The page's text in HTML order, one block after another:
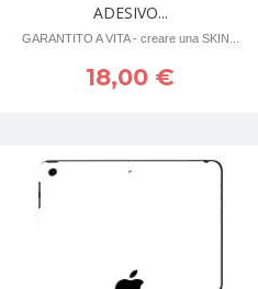
ADESIVO...
GARANTITO A VITA - creare una SKIN...
18,00 €